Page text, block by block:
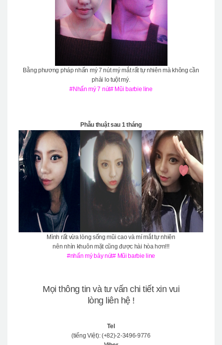
Bằng phương pháp nhấn mý 7 nút mý mắt rất tự nhiên mà không cần
phải lo tuột mý.
#Nhấn mý 7 nút# Mũi barbie line
Phẫu thuật sau 1 tháng
Mình rất vừa lòng sống mũi cao và mí mắt tự nhiên
nên nhìn khuôn mặt cũng được hài hòa hơn!!!
#nhấn mý bảy nút# Mũi barbie line
Mọi thông tin và tư vấn chi tiết xin vui
lòng liên hệ !
Tel
(tiếng Việt): (+82)-2-3496-9776